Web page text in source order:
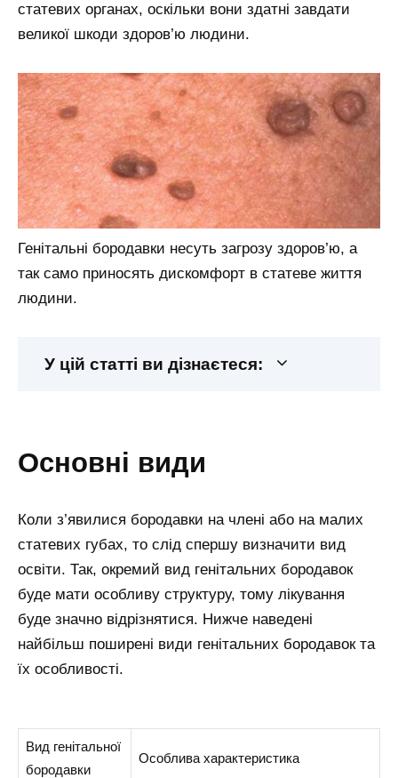
статевих органах, оскільки вони здатні завдати
великої шкоди здоров’ю людини.
Генітальні бородавки несуть загрозу здоров’ю, а
так само приносять дискомфорт в статеве життя
людини.
У цій статті ви дізнаєтеся:
основні види
Коли з’явилися бородавки на члені або на малих
статевих губах, то слід спершу визначити вид
освіти. Так, окремий вид генітальних бородавок
буде мати особливу структуру, тому лікування
буде значно відрізнятися. Нижче наведені
найбільш поширені види генітальних бородавок та
їх особливості.
Вид генітальної
бородавки
Особлива характеристика